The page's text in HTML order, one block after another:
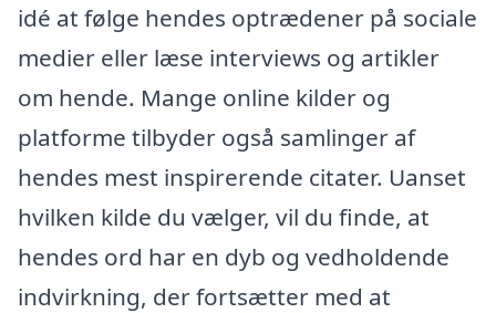
idé at følge hendes optrædener på sociale
medier eller læse interviews og artikler
om hende. Mange online kilder og
platforme tilbyder også samlinger af
hendes mest inspirerende citater. Uanset
hvilken kilde du vælger, vil du finde, at
hendes ord har en dyb og vedholdende
indvirkning, der fortsætter med at